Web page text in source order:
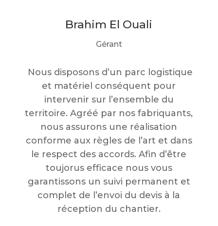
Brahim El Ouali
Gérant
Nous disposons d’un parc logistique
et matériel conséquent pour
intervenir sur l’ensemble du
territoire. Agréé par nos fabriquants,
nous assurons une réalisation
conforme aux règles de l’art et dans
le respect des accords. Afin d’être
toujorus efficace nous vous
garantissons un suivi permanent et
complet de l’envoi du devis à la
réception du chantier.